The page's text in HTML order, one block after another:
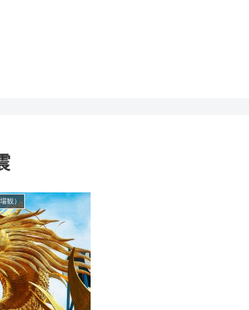
観）